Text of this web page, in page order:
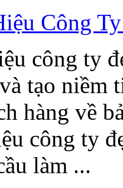
Công
công ty
tạo niềm
hàng về
công ty
làm ...